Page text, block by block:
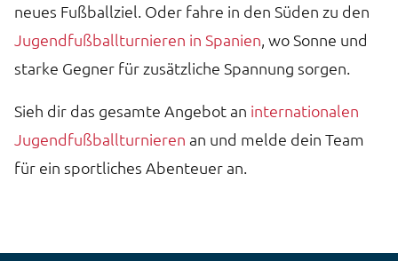
neues Fußballziel. Oder fahre in den Süden zu den
Jugendfußballturnieren in Spanien, wo Sonne und
starke Gegner für zusätzliche Spannung sorgen.
Sieh dir das gesamte Angebot an internationalen
Jugendfußballturnieren an und melde dein Team
für ein sportliches Abenteuer an.